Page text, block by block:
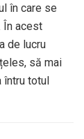
în care se
În acest
de lucru
să mai
întru totul